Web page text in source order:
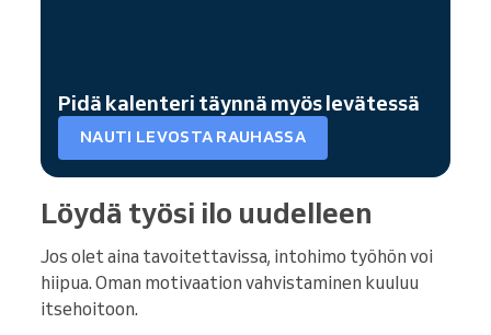
Pidä kalenteri täynnä myös levätessä
NAUTI LEVOSTA RAUHASSA
Löydä työsi ilo uudelleen
Jos olet aina tavoitettavissa, intohimo työhön voi
hiipua. Oman motivaation vahvistaminen kuuluu
itsehoitoon.